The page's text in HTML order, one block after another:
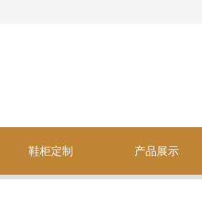
鞋柜定制 产品展示